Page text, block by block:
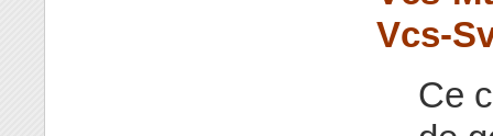
Vcs-
Ce